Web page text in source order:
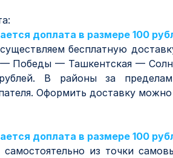
доплата в размере 100
бесплатную
Победы — Ташкентская —
В районы за
Оформить доставку
доплата в размере 100
из точки